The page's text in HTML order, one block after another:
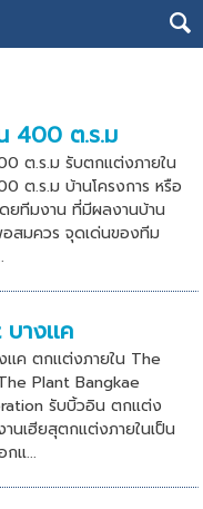
400 ต.ร.ม
ต.ร.ม รับตกแต่งภายใน
ต.ร.ม บ้านโครงการ หรือ
ดยทีมงาน ที่มีผลงานบ้าน
สมควร จุดเด่นของทีม
างเเค
เค ตกเเต่งภายใน The
Plant Bangkae
รับบิ้วอิน ตกแต่ง
นเฮียสุตกแต่งภายในเป็น
แ...